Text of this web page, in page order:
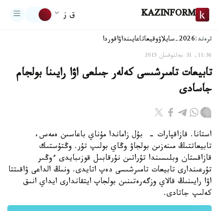
KAZINFORM ق ز
ترەند:2026-سايلاۋ وقيعاتاعايىنداۋاقوردا
11:36, 31 جەلتوقسان 2015
تابيعات تامىرشىسى كەلەر جىلعى اۋا رايىنا بولجام
جاسادى
استانا. قازاقپارات - بۇل زاماندا مۇناي باعاسىن ەمەس،
تابيعاتتىڭ مىنەزىن بولجاۋ وڭاي بولىپ تۇر. وڭتۇستىك
قازاقستان وبلىسىندا تۇراتىن نۇرقابىل قوزىبايدى ءوڭىر
تۇرعىندارى تابيعات تامىرشىسى دەپ اتايدى. ونىڭ الداعى ۋاقىتتا
اۋا رايىنىڭ قالاي وزگەرەتىنىن بولجاپ ايتقاندارى ايداي انىق
كەلىپ جاتادى.